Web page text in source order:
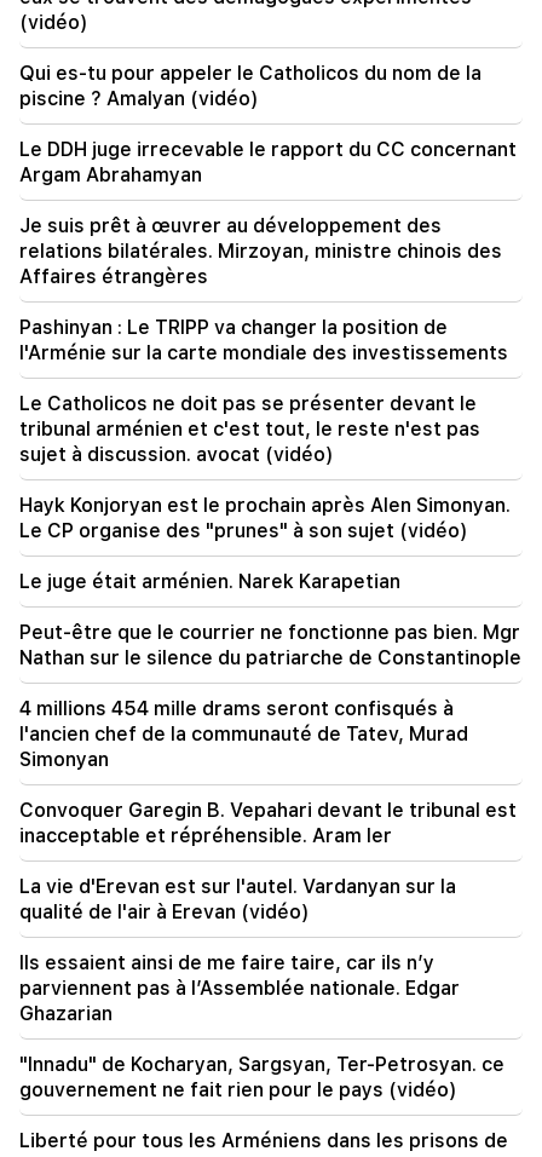
La situation de l’opposition n’est pas enviable.
devant eux se trouvent des démagogues
21:56
Hakobyan a préparé de ses propres mains des
beignets pour son fils (vidéo)
21:19
TASS : des envoyés spéciaux américains
pourraient se rendre à Kiev et à Moscou dans
les 10 prochains jours
20:57
Les influenceurs seront condamnés à une
amende de 5 000 $ pour des publicités
politiques
20:38
Qui es-tu pour appeler le Catholicos du nom de
la piscine ? Amalyan (vidéo)
20:20
L'argent coulera comme une rivière. Ces trois
signes du zodiaque deviendront riches fin août
19:36
Un grand incendie dans l'un des immeubles de
grande hauteur de Sayat Nova. Les habitants ont
été évacués
19:34 Important
Le DDH juge irrecevable le rapport du CC
concernant Argam Abrahamyan
19:06
Recherché dans le cadre d'une procédure
pénale engagée
18:44
dollars au développement du TRIPP et du Middle
Corridor
18:34
(vidéo)
Qui es-tu pour appeler le Catholicos du nom de la
piscine ? Amalyan (vidéo)
Le DDH juge irrecevable le rapport du CC concernant
Argam Abrahamyan
Je suis prêt à œuvrer au développement des
relations bilatérales. Mirzoyan, ministre chinois des
Affaires étrangères
Pashinyan : Le TRIPP va changer la position de
l'Arménie sur la carte mondiale des investissements
Le Catholicos ne doit pas se présenter devant le
tribunal arménien et c'est tout, le reste n'est pas
sujet à discussion. avocat (vidéo)
Hayk Konjoryan est le prochain après Alen Simonyan.
Le CP organise des "prunes" à son sujet (vidéo)
Le juge était arménien. Narek Karapetian
Peut-être que le courrier ne fonctionne pas bien. Mgr
Nathan sur le silence du patriarche de Constantinople
4 millions 454 mille drams seront confisqués à
l'ancien chef de la communauté de Tatev, Murad
Simonyan
Convoquer Garegin B. Vepahari devant le tribunal est
inacceptable et répréhensible. Aram Ier
La vie d'Erevan est sur l'autel. Vardanyan sur la
qualité de l'air à Erevan (vidéo)
Ils essaient ainsi de me faire taire, car ils n’y
parviennent pas à l’Assemblée nationale. Edgar
Ghazarian
"Innadu" de Kocharyan, Sargsyan, Ter-Petrosyan. ce
gouvernement ne fait rien pour le pays (vidéo)
Liberté pour tous les Arméniens dans les prisons de